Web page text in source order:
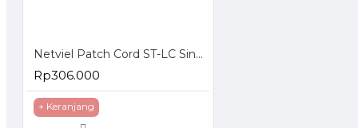
Netviel Patch Cord ST-LC Singlemode
Rp306.000
+ Keranjang